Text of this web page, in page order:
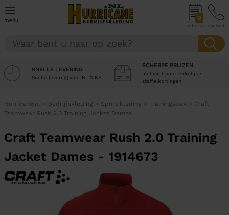
menu 0
offerte contact
SNELLE LEVERING
Snelle levering voor NL & BE
SCHERPE PRIJZEN
Inclusief aantrekkelijke
staffelkortingen
Hurricane.nl > Bedrijfskleding > Sport kleding > Trainingspak > Craft
Teamwear Rush 2.0 Training Jacket Dames
Craft Teamwear Rush 2.0 Training
Jacket Dames - 1914673